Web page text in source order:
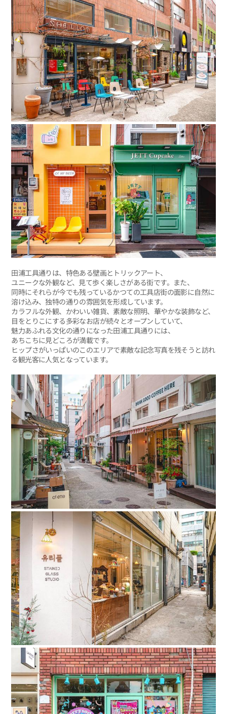
田浦工具通りは、特色ある壁画とトリックアート、
ユニークな外観など、見て歩く楽しさがある街です。また、
同時にそれらが今でも残っているかつての工具店街の面影に自然に
溶け込み、独特の通りの雰囲気を形成しています。
カラフルな外観、かわいい雑貨、素敵な照明、華やかな装飾など、
目をとりこにする多彩なお店が続々とオープンしていて、
魅力あふれる文化の通りになった田浦工具通りには、
あちこちに見どころが満載です。
ヒップさがいっぱいのこのエリアで素敵な記念写真を残そうと訪れ
る観光客に人気となっています。